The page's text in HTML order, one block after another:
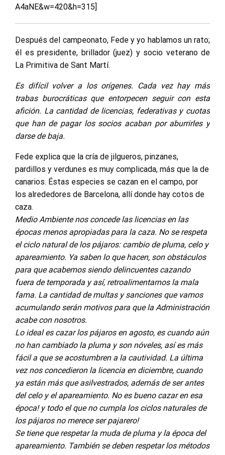
A4aNE&w=420&h=315]
Después del campeonato, Fede y yo hablamos un rato;
él es presidente, brillador (juez) y socio veterano de
La Primitiva de Sant Martí.
Es difícil volver a los orígenes. Cada vez hay más
trabas burocráticas que entorpecen seguir con esta
afición. La cantidad de licencias, federativas y cuotas
que han de pagar los socios acaban por aburrirles y
darse de baja.
Fede explica que la cría de jilgueros, pinzanes,
pardillos y verdunes es muy complicada, más que la de
canarios. Éstas especies se cazan en el campo, por
los alrededores de Barcelona, allí donde hay cotos de
caza.
Medio Ambiente nos concede las licencias en las
épocas menos apropiadas para la caza. No se respeta
el ciclo natural de los pájaros: cambio de pluma, celo y
apareamiento. Ya saben lo que hacen, son obstáculos
para que acabemos siendo delincuentes cazando
fuera de temporada y así, retroalimentarnos la mala
fama. La cantidad de multas y sanciones que vamos
acumulando serán motivos para que la Administración
acabe con nosotros.
Lo ideal es cazar los pájaros en agosto, es cuando aún
no han cambiado la pluma y son nóveles, así es más
fácil a que se acostumbren a la cautividad. La última
vez nos concedieron la licencia en diciembre, cuando
ya están más que asilvestrados, además de ser antes
del celo y el apareamiento. No es bueno cazar en esa
época! y todo el que no cumpla los ciclos naturales de
los pájaros no merece ser pajarero!
Se tiene que respetar la muda de pluma y la época del
apareamiento. También se deben respetar los métodos